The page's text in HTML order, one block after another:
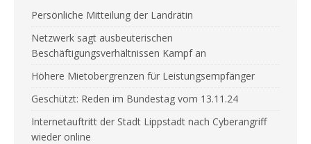
Persönliche Mitteilung der Landrätin
Netzwerk sagt ausbeuterischen
Beschäftigungsverhältnissen Kampf an
Höhere Mietobergrenzen für Leistungsempfänger
Geschützt: Reden im Bundestag vom 13.11.24
Internetauftritt der Stadt Lippstadt nach Cyberangriff
wieder online